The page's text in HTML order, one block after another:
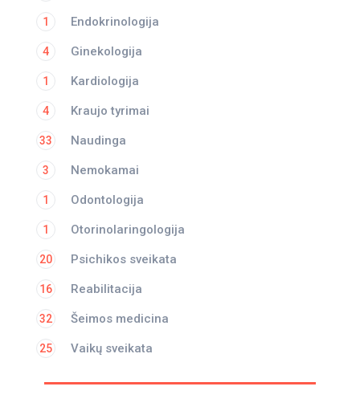
Endokrinologija
1
Ginekologija
4
Kardiologija
1
Kraujo tyrimai
4
Naudinga
33
Nemokamai
3
Odontologija
1
Otorinolaringologija
1
Psichikos sveikata
20
Reabilitacija
16
Šeimos medicina
32
Vaikų sveikata
25